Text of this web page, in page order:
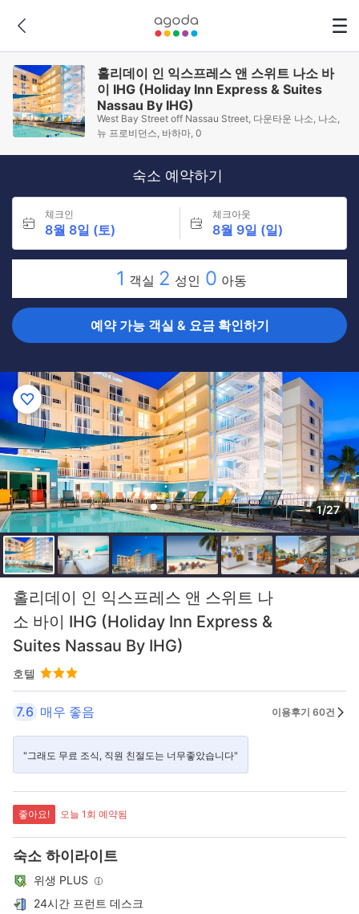
홀리데이 인 익스프레스 앤 스위트 나소 바
이 IHG (Holiday Inn Express & Suites
Nassau By IHG)
West Bay Street off Nassau Street, 다운타운 나소, 나소,
뉴 프로비던스, 바하마, 0
숙소 예약하기
체크인
8월 8일 (토)
체크아웃
8월 9일 (일)
1 객실 2 성인 0 아동
예약 가능 객실 & 요금 확인하기
1/27
홀리데이 인 익스프레스 앤 스위트 나
소 바이 IHG (Holiday Inn Express &
Suites Nassau By IHG)
호텔
7.6 매우 좋음 이용후기 60건
"그래도 무료 조식, 직원 친절도는 너무좋았습니다"
좋아요! 오늘 1회 예약됨
숙소 하이라이트
위생 PLUS
24시간 프런트 데스크